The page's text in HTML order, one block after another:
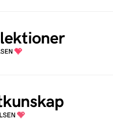
med färdiga lektioner
i grundskolan
hjälper dig att bli en
internetanvändare